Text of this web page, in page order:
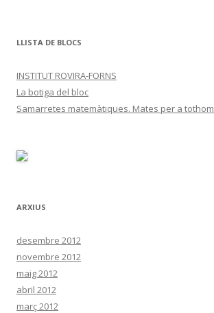
LLISTA DE BLOCS
INSTITUT ROVIRA-FORNS
La botiga del bloc
Samarretes matemàtiques. Mates per a tothom
ARXIUS
desembre 2012
novembre 2012
maig 2012
abril 2012
març 2012